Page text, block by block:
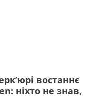
востаннє
ніхто не знав,